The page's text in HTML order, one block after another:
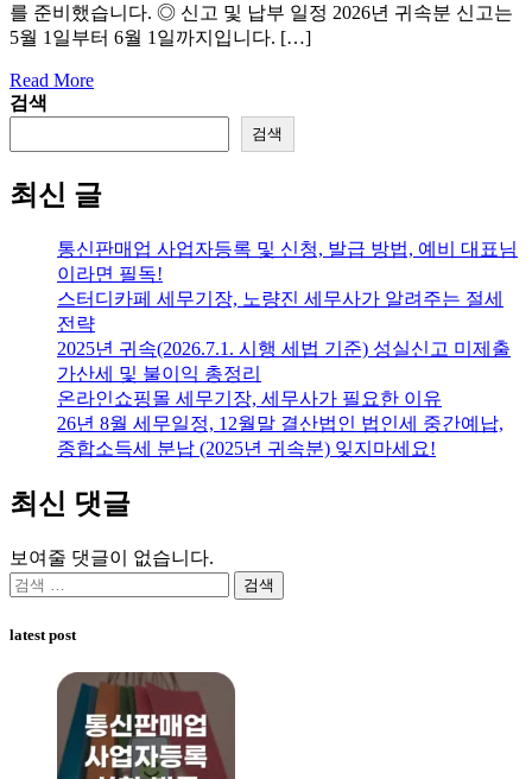
를 준비했습니다. ◎ 신고 및 납부 일정 2026년 귀속분 신고는
5월 1일부터 6월 1일까지입니다. […]
Read More
검색
검색
최신 글
통신판매업 사업자등록 및 신청, 발급 방법, 예비 대표님
이라면 필독!
스터디카페 세무기장, 노량진 세무사가 알려주는 절세
전략
2025년 귀속(2026.7.1. 시행 세법 기준) 성실신고 미제출
가산세 및 불이익 총정리
온라인쇼핑몰 세무기장, 세무사가 필요한 이유
26년 8월 세무일정, 12월말 결산법인 법인세 중간예납,
종합소득세 분납 (2025년 귀속분) 잊지마세요!
최신 댓글
보여줄 댓글이 없습니다.
검
latest post